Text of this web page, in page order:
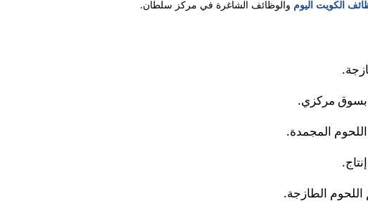
الكويت اليوم والوظائف الشاغرة في مركز سلطان.
مركزي.
المجمدة.
الطازجة.